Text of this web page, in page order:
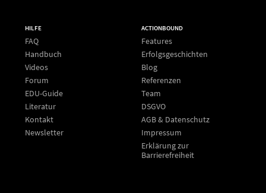
HILFE
FAQ
Handbuch
Videos
Forum
EDU-Guide
Literatur
Kontakt
Newsletter
ACTIONBOUND
Features
Erfolgsgeschichten
Blog
Referenzen
Team
DSGVO
AGB & Datenschutz
Impressum
Erklärung zur
Barrierefreiheit